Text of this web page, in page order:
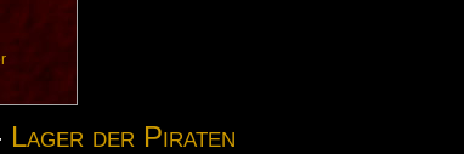
Lager der Piraten